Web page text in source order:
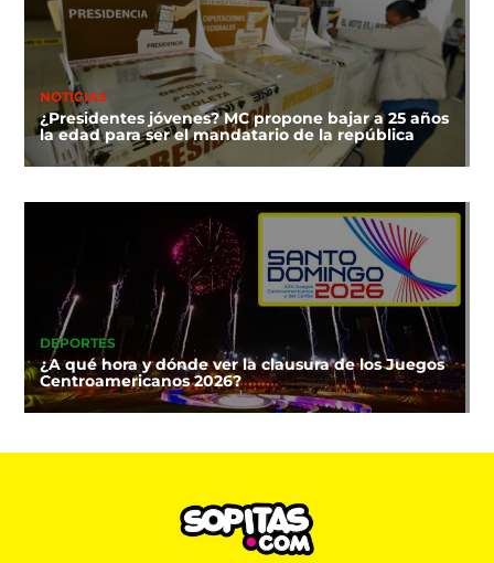
NOTICIAS
¿Presidentes jóvenes? MC propone bajar a 25 años
la edad para ser el mandatario de la república
DEPORTES
¿A qué hora y dónde ver la clausura de los Juegos
Centroamericanos 2026?